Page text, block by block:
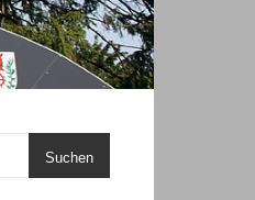
Suchen